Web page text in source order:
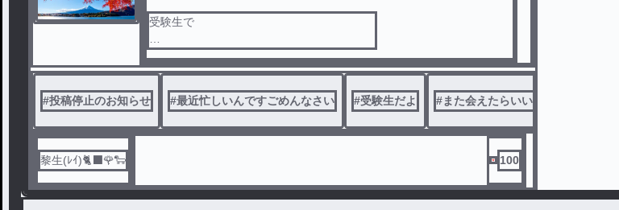
受験生で
小説書き続けるのはキツい
#投稿停止のお知らせ #最近忙しいんですごめんなさい #受験生だよ #また会えたらいいね
黎生(ﾚｲ)🐈‍⬛🌹🐑 100